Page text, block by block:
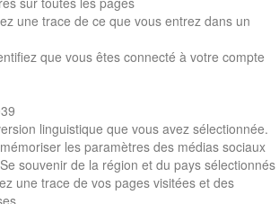
une trace de ce que vous entrez dans un
que vous êtes connecté à votre compte
linguistique que vous avez sélectionnée.
les paramètres des médias sociaux
souvenir de la région et du pays sélectionnés
une trace de vos pages visitées et des